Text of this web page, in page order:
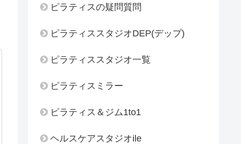
ピラティスの疑問質問
ピラティススタジオDEP(デップ)
ピラティススタジオ一覧
ピラティスミラー
ピラティス＆ジム1to1
ヘルスケアスタジオile